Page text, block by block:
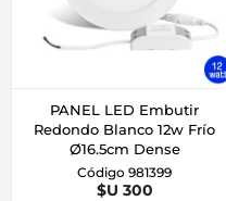
PANEL LED Embutir
Redondo Blanco 12w Frío
Ø16.5cm Dense
Código 981399
$U 300